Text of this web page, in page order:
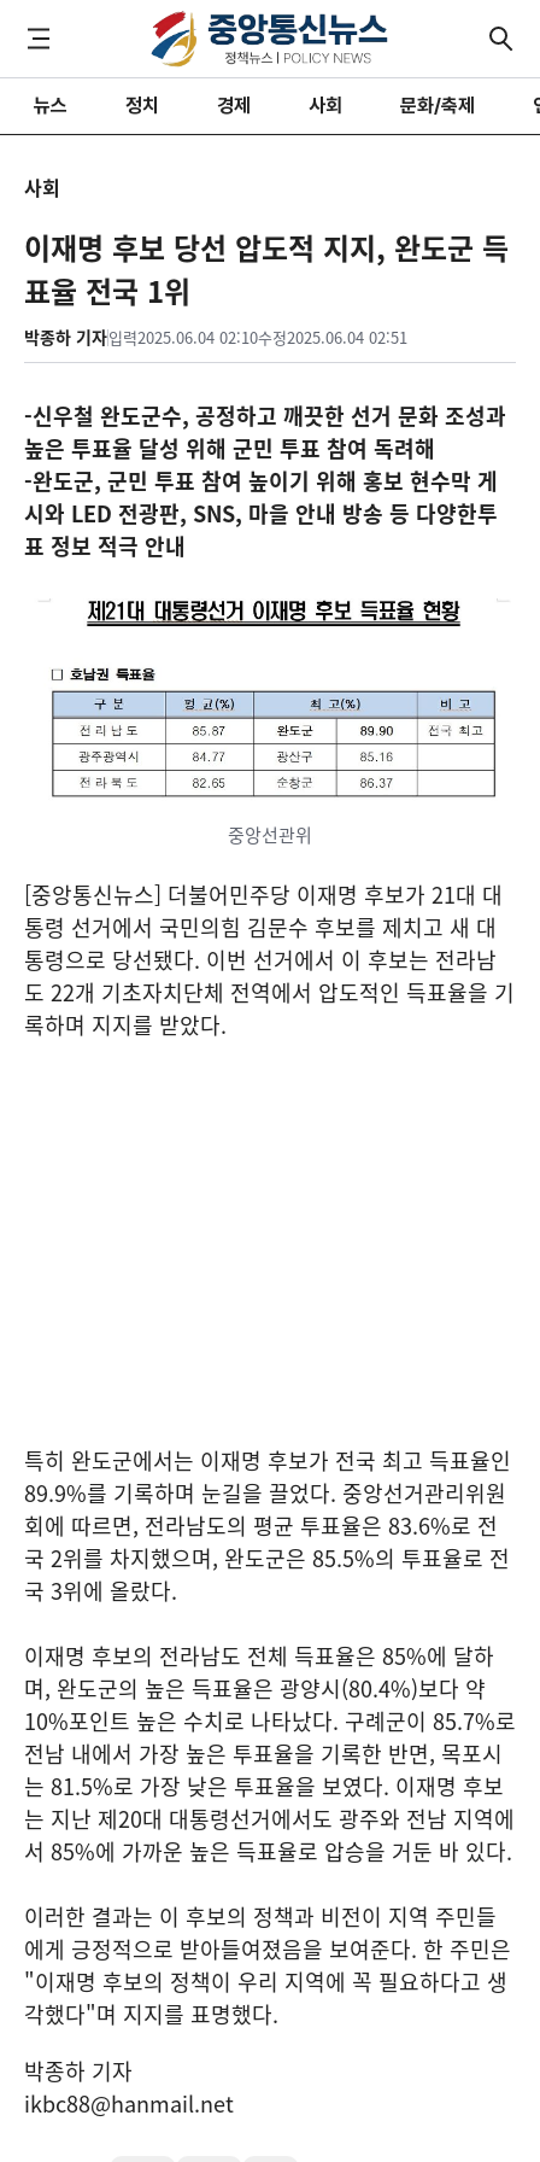
뉴스 정치 경제 사회 문화/축제
사회
이재명 후보 당선 압도적 지지, 완도군 득
표율 전국 1위
박종하 기자입력2025.06.04 02:10수정2025.06.04 02:51
-신우철 완도군수, 공정하고 깨끗한 선거 문화 조성과
높은 투표율 달성 위해 군민 투표 참여 독려해
-완도군, 군민 투표 참여 높이기 위해 홍보 현수막 게
시와 LED 전광판, SNS, 마을 안내 방송 등 다양한투
표 정보 적극 안내
중앙선관위
[중앙통신뉴스] 더불어민주당 이재명 후보가 21대 대
통령 선거에서 국민의힘 김문수 후보를 제치고 새 대
통령으로 당선됐다. 이번 선거에서 이 후보는 전라남
도 22개 기초자치단체 전역에서 압도적인 득표율을 기
록하며 지지를 받았다.
특히 완도군에서는 이재명 후보가 전국 최고 득표율인
89.9%를 기록하며 눈길을 끌었다. 중앙선거관리위원
회에 따르면, 전라남도의 평균 투표율은 83.6%로 전
국 2위를 차지했으며, 완도군은 85.5%의 투표율로 전
국 3위에 올랐다.
이재명 후보의 전라남도 전체 득표율은 85%에 달하
며, 완도군의 높은 득표율은 광양시(80.4%)보다 약
10%포인트 높은 수치로 나타났다. 구례군이 85.7%로
전남 내에서 가장 높은 투표율을 기록한 반면, 목포시
는 81.5%로 가장 낮은 투표율을 보였다. 이재명 후보
는 지난 제20대 대통령선거에서도 광주와 전남 지역에
서 85%에 가까운 높은 득표율로 압승을 거둔 바 있다.
이러한 결과는 이 후보의 정책과 비전이 지역 주민들
에게 긍정적으로 받아들여졌음을 보여준다. 한 주민은
"이재명 후보의 정책이 우리 지역에 꼭 필요하다고 생
각했다"며 지지를 표명했다.
박종하 기자
ikbc88@hanmail.net